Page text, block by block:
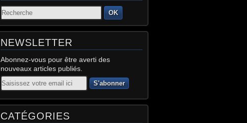
OK
NEWSLETTER
Abonnez-vous pour être averti des
nouveaux articles publiés.
Email
CATÉGORIES